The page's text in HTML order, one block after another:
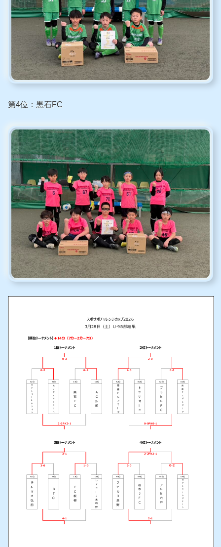
第4位：黒石FC